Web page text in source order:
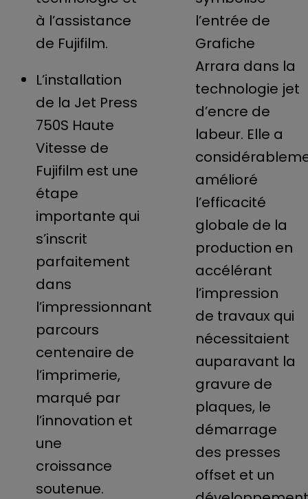
à l’assistance
de Fujifilm.
L’installation
de la Jet Press
750S Haute
Vitesse de
Fujifilm est une
étape
importante qui
s’inscrit
parfaitement
dans
l’impressionnant
parcours
centenaire de
l’imprimerie,
marqué par
l’innovation et
une
croissance
soutenue.
l’entrée de
Grafiche
Arrara dans la
technologie jet
d’encre de
labeur. Elle a
amélioré
l’efficacité
globale de la
production en
accélérant
l’impression
de travaux qui
nécessitaient
auparavant la
gravure de
plaques, le
démarrage
des presses
offset et un